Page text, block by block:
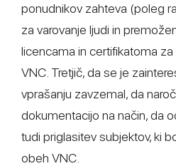
ponudnikov zahteva (poleg
za varovanje ljudi in
licencama in certifikatoma
VNC. Tretjič, da se je
vprašanju zavzemal, da
dokumentacijo na način, da
tudi priglasitev subjektov, ki
obeh VNC.